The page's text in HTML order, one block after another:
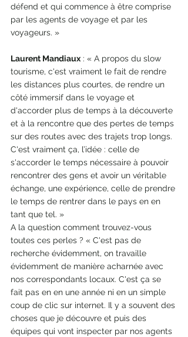
défend et qui commence à être comprise
par les agents de voyage et par les
voyageurs. »
Laurent Mandiaux : « A propos du slow
tourisme, c'est vraiment le fait de rendre
les distances plus courtes, de rendre un
côté immersif dans le voyage et
d'accorder plus de temps à la découverte
et à la rencontre que des pertes de temps
sur des routes avec des trajets trop longs.
C'est vraiment ça, l’idée : celle de
s'accorder le temps nécessaire à pouvoir
rencontrer des gens et avoir un véritable
échange, une expérience, celle de prendre
le temps de rentrer dans le pays en en
tant que tel. »
A la question comment trouvez-vous
toutes ces perles ? « C'est pas de
recherche évidemment, on travaille
évidemment de manière acharnée avec
nos correspondants locaux. C'est ça se
fait pas en en une année ni en un simple
coup de clic sur internet. Il y a souvent des
choses que je découvre et puis des
équipes qui vont inspecter par nos agents